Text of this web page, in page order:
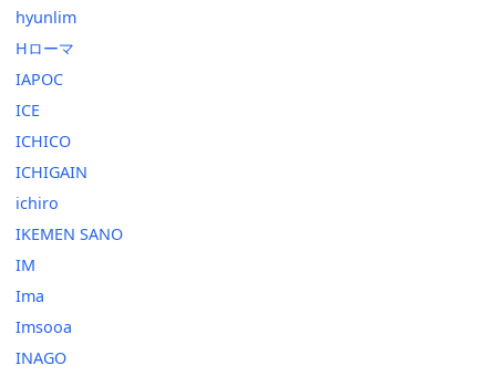
hyunlim
Hローマ
IAPOC
ICE
ICHICO
ICHIGAIN
ichiro
IKEMEN SANO
IM
Ima
Imsooa
INAGO